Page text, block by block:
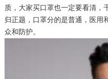
质，大家买口罩也一定要看清，
归正题，口罩分的是普通，医用
众和防护。